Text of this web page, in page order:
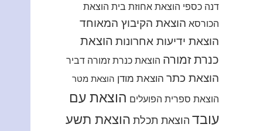
דנה כספי הוצאת אחוזת בית הוצאת
הכורסא הוצאת הקיבוץ המאוחד
הוצאת ידיעות אחרונות הוצאת
כנרת זמורה הוצאת כנרת זמורה דביר
הוצאת כתר הוצאת מודן הוצאת מטר
הוצאת ספרית הפועלים הוצאת עם
עובד הוצאת תכלת הוצאת תשע